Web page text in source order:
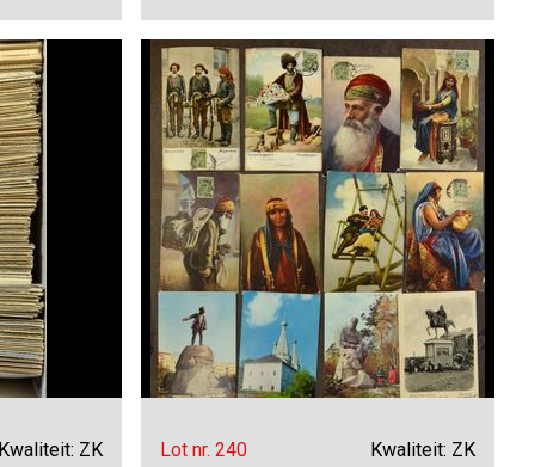
Kwaliteit: ZK Lot nr. 240 Kwaliteit: ZK